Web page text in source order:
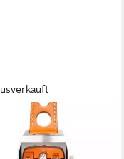
1434-4, digitale
in Orange